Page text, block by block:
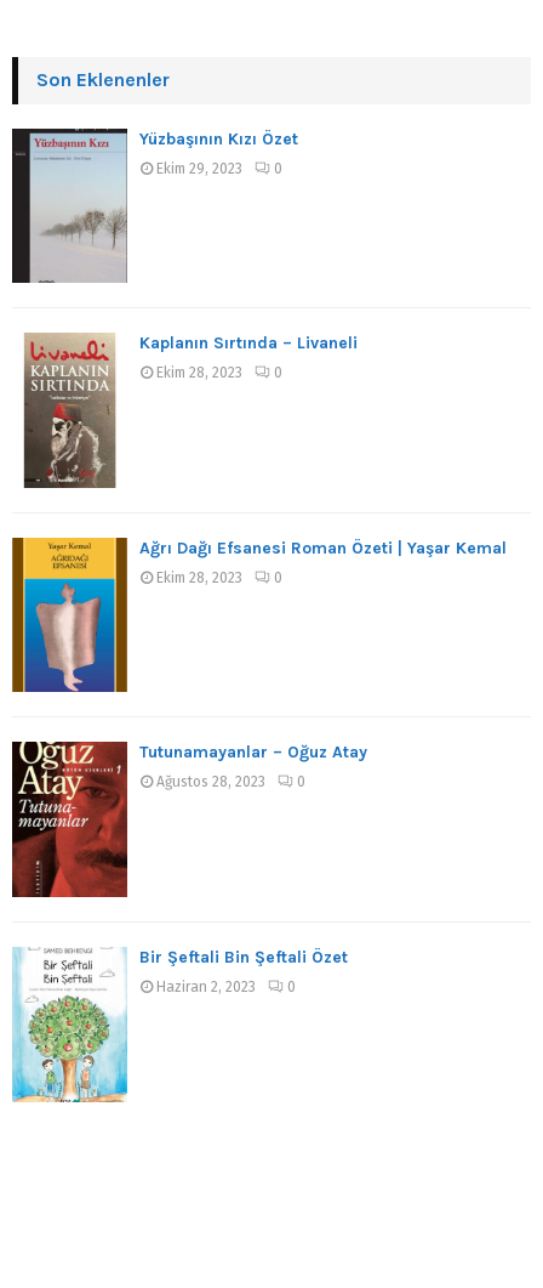
Son Eklenenler
Yüzbaşının Kızı Özet
Ekim 29, 2023 0
Kaplanın Sırtında – Livaneli
Ekim 28, 2023 0
Ağrı Dağı Efsanesi Roman Özeti | Yaşar Kemal
Ekim 28, 2023 0
Tutunamayanlar – Oğuz Atay
Ağustos 28, 2023 0
Bir Şeftali Bin Şeftali Özet
Haziran 2, 2023 0